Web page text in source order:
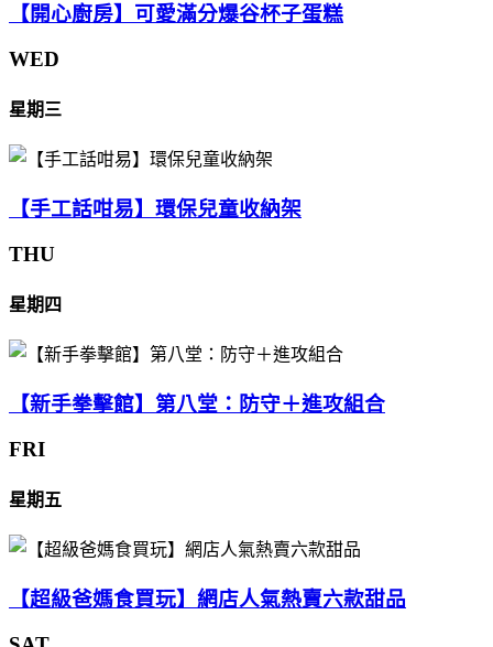
【開心廚房】可愛滿分爆谷杯子蛋糕
WED
星期三
【手工話咁易】環保兒童收納架
THU
星期四
【新手拳擊館】第八堂：防守＋進攻組合
FRI
星期五
【超級爸媽食買玩】網店人氣熱賣六款甜品